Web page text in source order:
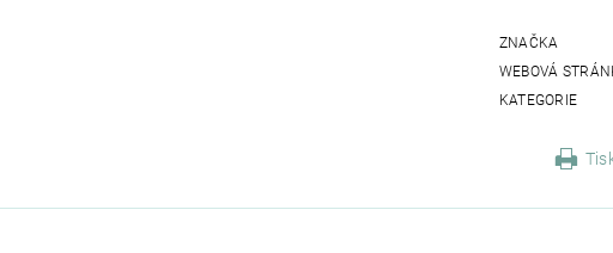
ZNAČKA
WEBOVÁ
KATEGORIE